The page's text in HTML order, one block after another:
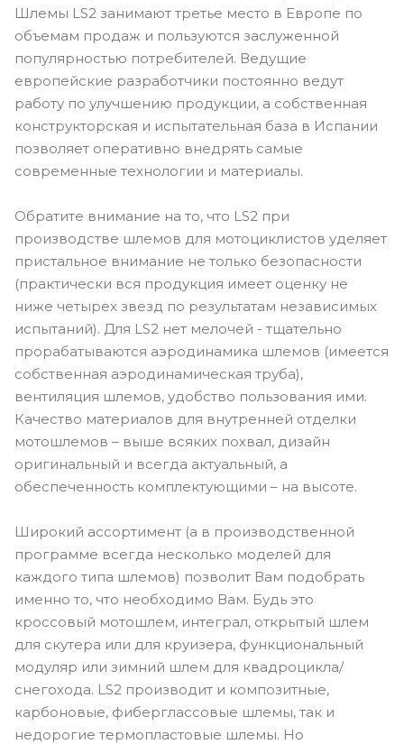
Шлемы LS2 занимают третье место в Европе по
объемам продаж и пользуются заслуженной
популярностью потребителей. Ведущие
европейские разработчики постоянно ведут
работу по улучшению продукции, а собственная
конструкторская и испытательная база в Испании
позволяет оперативно внедрять самые
современные технологии и материалы.
Обратите внимание на то, что LS2 при
производстве шлемов для мотоциклистов уделяет
пристальное внимание не только безопасности
(практически вся продукция имеет оценку не
ниже четырех звезд по результатам независимых
испытаний). Для LS2 нет мелочей - тщательно
прорабатываются аэродинамика шлемов (имеется
собственная аэродинамическая труба),
вентиляция шлемов, удобство пользования ими.
Качество материалов для внутренней отделки
мотошлемов – выше всяких похвал, дизайн
оригинальный и всегда актуальный, а
обеспеченность комплектующими – на высоте.
Широкий ассортимент (а в производственной
программе всегда несколько моделей для
каждого типа шлемов) позволит Вам подобрать
именно то, что необходимо Вам. Будь это
кроссовый мотошлем, интеграл, открытый шлем
для скутера или для круизера, функциональный
модуляр или зимний шлем для квадроцикла/
снегохода. LS2 производит и композитные,
карбоновые, фиберглассовые шлемы, так и
недорогие термопластовые шлемы. Но